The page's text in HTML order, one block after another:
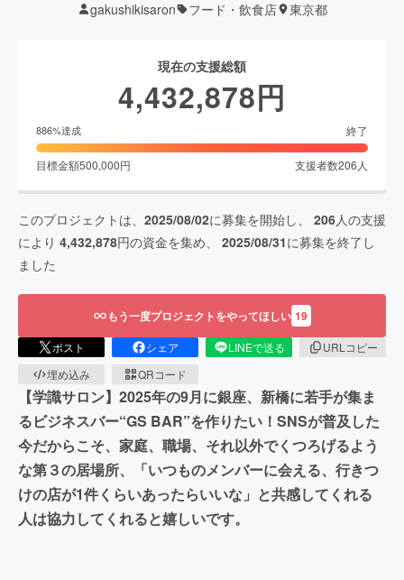
gakushikisaron フード・飲食店 東京都
現在の支援総額
4,432,878円
886%達成 終了
目標金額500,000円 支援者数206 人
このプロジェクトは、 2025/08/02に募集を開始し、 206人の支援
により 4,432,878円の資金を集め、 2025/08/31に募集を終了し
ました
もう一度プロジェクトをやってほしい 19
ポスト シェア LINEで送る
URLコピー
埋め込み
QRコード
【学識サロン】2025年の9月に銀座、新橋に若手が集ま
るビジネスバー“GS BAR”を作りたい！SNSが普及した
今だからこそ、家庭、職場、それ以外でくつろげるよう
な第３の居場所、「いつものメンバーに会える、行きつ
けの店が1件くらいあったらいいな」と共感してくれる
人は協力してくれると嬉しいです。